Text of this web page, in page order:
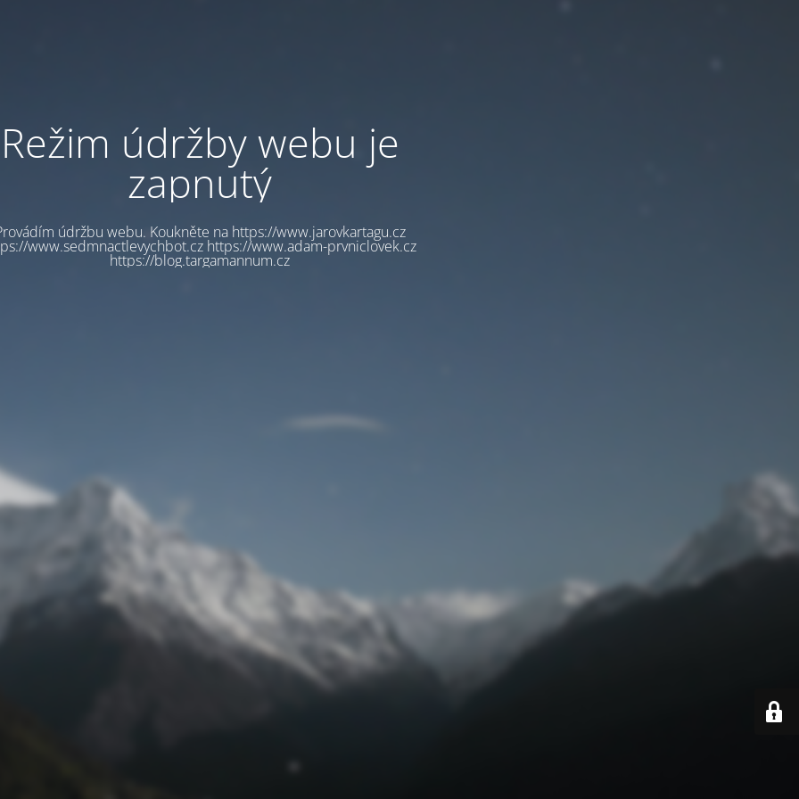
Režim údržby webu je
zapnutý
údržbu webu. Koukněte na https://www.jarovkartagu.cz
www.sedmnactlevychbot.cz https://www.adam-prvniclovek.cz
https://blog.targamannum.cz